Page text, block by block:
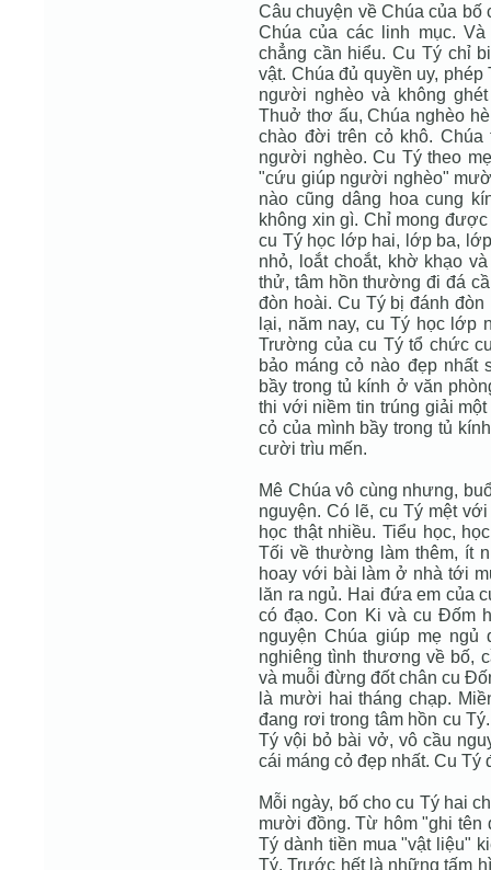
Câu chuyện về Chúa của bố
Chúa của các linh mục.
chẳng cần hiểu. Cu Tý chỉ
vật. Chúa đủ quyền uy,
người nghèo và không
Thuở thơ ấu, Chúa nghèo
chào đời trên cỏ khô.
người nghèo. Cu Tý theo
"cứu giúp người nghèo"
nào cũng dâng hoa cung
không xin gì. Chỉ mong
cu Tý học lớp hai, lớp ba,
nhỏ, loắt choắt, khờ khạo
thử, tâm hồn thường đi đá
đòn hoài. Cu Tý bị đánh
lại, năm nay, cu Tý học lớp
Trường của cu Tý tổ chức
bảo máng cỏ nào đẹp
bầy trong tủ kính ở văn
thi với niềm tin trúng giải
cỏ của mình bầy trong tủ
cười trìu mến.
Mê Chúa vô cùng nhưng,
nguyện. Có lẽ, cu Tý mệt
học thật nhiều. Tiểu học,
Tối về thường làm thêm, ít
hoay với bài làm ở nhà tới
lăn ra ngủ. Hai đứa em của
có đạo. Con Ki và cu Đốm
nguyện Chúa giúp mẹ
nghiêng tình thương về bố,
và muỗi đừng đốt chân cu
là mười hai tháng chạp.
đang rơi trong tâm hồn cu
Tý vội bỏ bài vở, vô cầu
cái máng cỏ đẹp nhất. Cu Tý
Mỗi ngày, bố cho cu Tý hai
mười đồng. Từ hôm "ghi tên
Tý dành tiền mua "vật liệu"
Tý. Trước hết là những tấm